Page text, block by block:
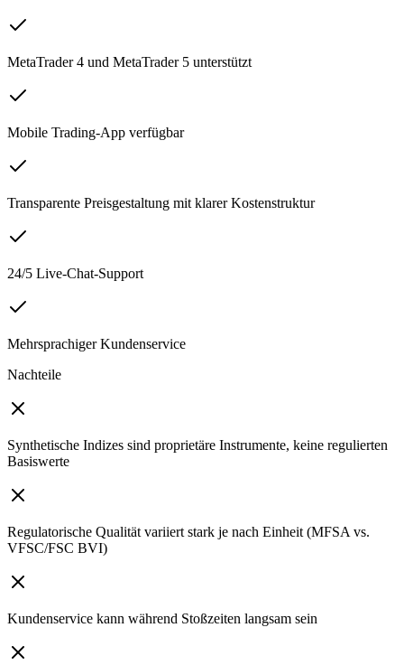
MetaTrader 4 und MetaTrader 5 unterstützt
Mobile Trading-App verfügbar
Transparente Preisgestaltung mit klarer Kostenstruktur
24/5 Live-Chat-Support
Mehrsprachiger Kundenservice
Nachteile
Synthetische Indizes sind proprietäre Instrumente, keine regulierten
Basiswerte
Regulatorische Qualität variiert stark je nach Einheit (MFSA vs.
VFSC/FSC BVI)
Kundenservice kann während Stoßzeiten langsam sein